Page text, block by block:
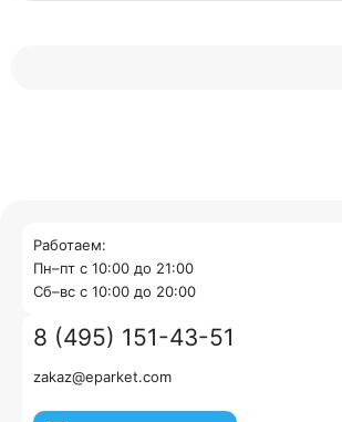
Работаем:
Пн–пт с 10:00 до 21:00
Cб–вс с 10:00 до 20:00
8 (495) 151-43-51
zakaz@eparket.com